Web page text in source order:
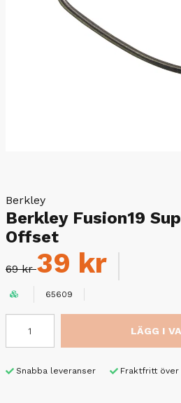
Berkley
Berkley Fusion19
Offset
69 kr39 kr
65609
LÄGG I
Snabba leveranser Fraktfritt